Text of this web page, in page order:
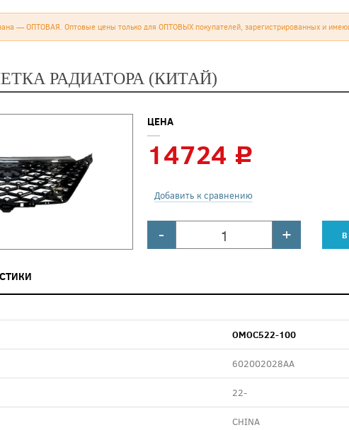
— ОПТОВАЯ. Оптовые цены только для ОПТОВЫХ покупателей, зарегистрированных и
РАДИАТОРА (КИТАЙ)
ЦЕНА
14724 c
Добавить к сравнению
- + В
OMOC522-100
602002028AA
22-
CHINA